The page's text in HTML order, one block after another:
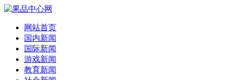
网站首页
国内新闻
国际新闻
游戏新闻
教育新闻